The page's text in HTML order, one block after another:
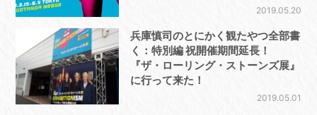
2019.05.20
兵庫慎司のとにかく観たやつ全部書
く：特別編 祝開催期間延長！
『ザ・ローリング・ストーンズ展』
に行って来た！
2019.05.01